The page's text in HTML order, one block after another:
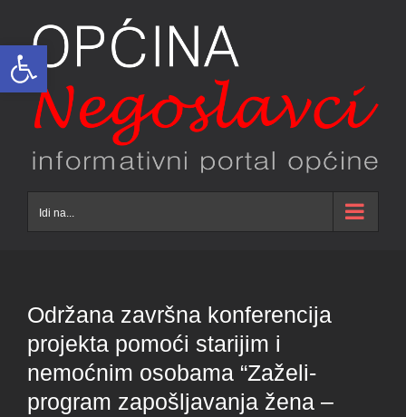
Open toolbar
content
Idi na...
Održana završna konferencija
projekta pomoći starijim i
nemoćnim osobama “Zaželi-
program zapošljavanja žena –